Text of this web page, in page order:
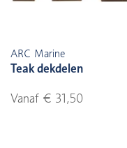
ARC Marine
Teak dekdelen
Vanaf € 31,50